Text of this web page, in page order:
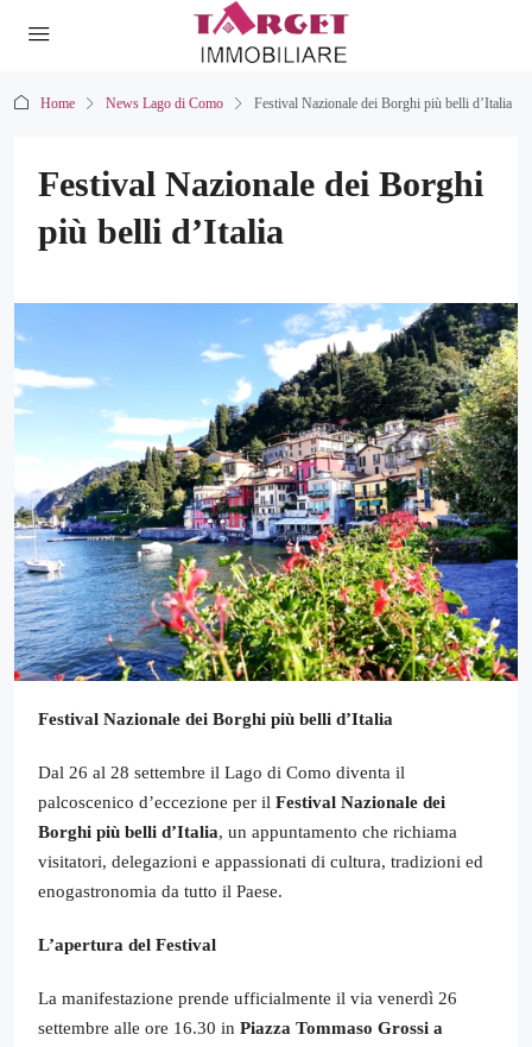
Home News Lago di Como Festival Nazionale dei Borghi più belli d’Italia
Festival Nazionale dei Borghi
più belli d’Italia
Festival Nazionale dei Borghi più belli d’Italia
Dal 26 al 28 settembre il Lago di Como diventa il
palcoscenico d’eccezione per il Festival Nazionale dei
Borghi più belli d’Italia, un appuntamento che richiama
visitatori, delegazioni e appassionati di cultura, tradizioni ed
enogastronomia da tutto il Paese.
L’apertura del Festival
La manifestazione prende ufficialmente il via venerdì 26
settembre alle ore 16.30 in Piazza Tommaso Grossi a